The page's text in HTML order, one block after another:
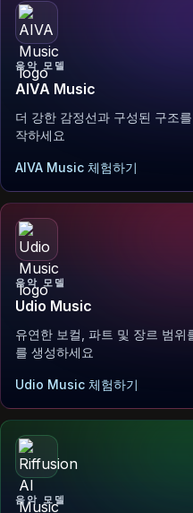
음악 모델
AIVA Music
더 강한 감정선과 구성된 구조
작하세요
AIVA Music 체험하기
음악 모델
Udio Music
유연한 보컬, 파트 및 장르 범위
를 생성하세요
Udio Music 체험하기
음악 모델